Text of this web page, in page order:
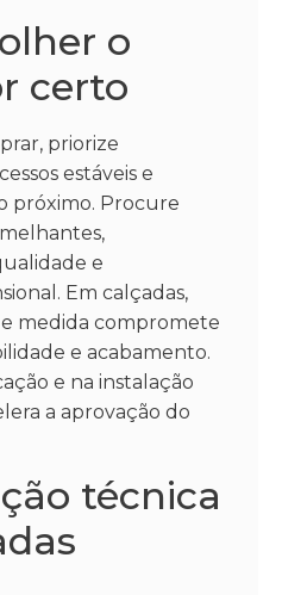
o
certo
priorize
estáveis e
próximo. Procure
e
Em calçadas,
medida compromete
e acabamento.
e na instalação
a aprovação do
técnica